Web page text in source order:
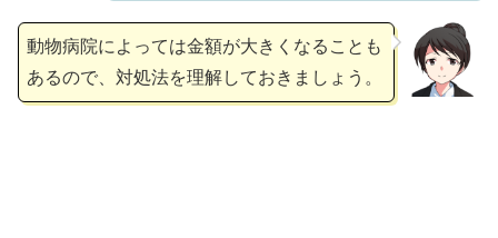
動物病院によっては金額が大きくなることも
あるので、対処法を理解しておきましょう。